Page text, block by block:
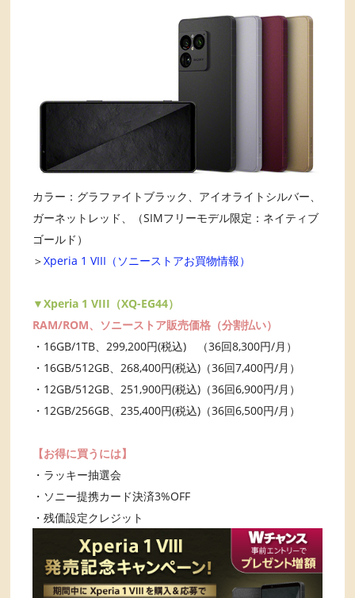
カラー：グラファイトブラック、アイオライトシルバー、
ガーネットレッド、（SIMフリーモデル限定：ネイティブ
ゴールド）
＞Xperia 1 VIII（ソニーストアお買物情報）
▼Xperia 1 VIII（XQ-EG44）
RAM/ROM、ソニーストア販売価格（分割払い）
・16GB/1TB、299,200円(税込) （36回8,300円/月）
・16GB/512GB、268,400円(税込)（36回7,400円/月）
・12GB/512GB、251,900円(税込)（36回6,900円/月）
・12GB/256GB、235,400円(税込)（36回6,500円/月）
【お得に買うには】
・ラッキー抽選会
・ソニー提携カード決済3%OFF
・残価設定クレジット